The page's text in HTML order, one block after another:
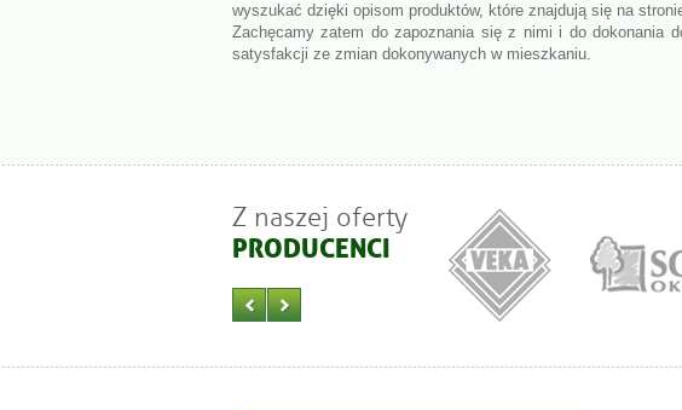
wyszukać dzięki opisom produktów, które znajdują się na
Zachęcamy zatem do zapoznania się z nimi i do dokonania
satysfakcji ze zmian dokonywanych w mieszkaniu.
Z naszej oferty
PRODUCENCI